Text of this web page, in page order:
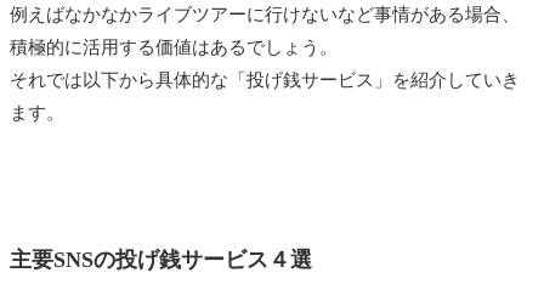
例えばなかなかライブツアーに行けないなど事情がある場合、
積極的に活用する価値はあるでしょう。
それでは以下から具体的な「投げ銭サービス」を紹介していき
ます。
主要SNSの投げ銭サービス４選